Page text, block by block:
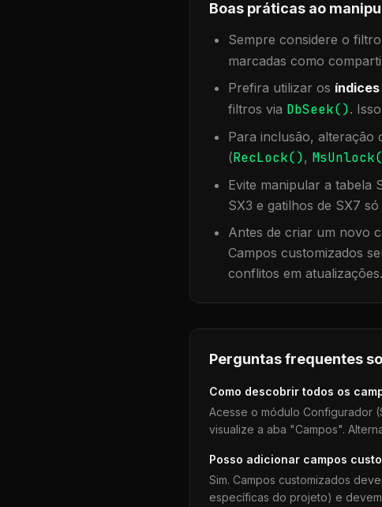
Boas práticas ao
Sempre considere o
marcadas como
Prefira utilizar os
filtros via DbSeek().
Para inclusão, alteração
(RecLock(),
Evite manipular a tabela
SX3 e gatilhos de SX7
Antes de criar um novo
Campos customizados
conflitos em atualizações.
Perguntas frequentes
Como descobrir todos os
Acesse o módulo Configurador
visualize a aba "Campos".
Posso adicionar campos
Sim. Campos customizados
específicas do projeto) e